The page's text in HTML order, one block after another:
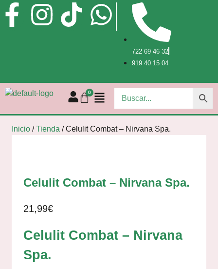
722 69 46 32
919 40 15 04
Inicio / Tienda / Celulit Combat – Nirvana Spa.
Celulit Combat – Nirvana Spa.
21,99€
Celulit Combat – Nirvana
Spa.